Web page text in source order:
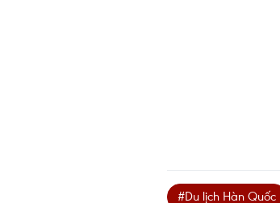
#Du lịch Hàn Quốc